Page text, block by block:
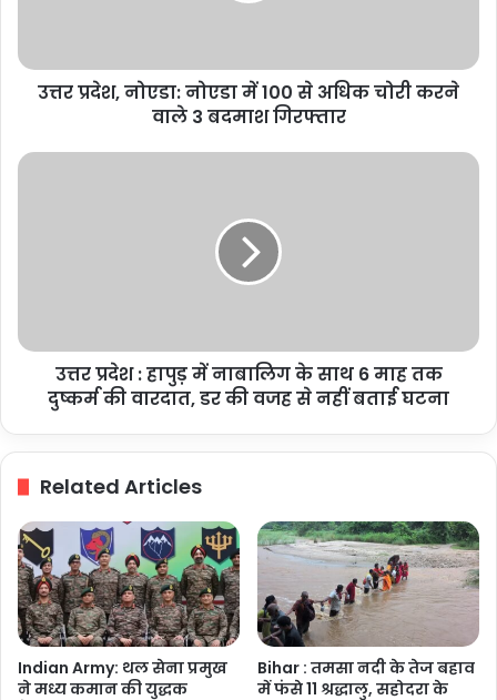
चोरी
करने
बदमाश
उत्तर प्रदेश, नोएडा: नोएडा में 100 से अधिक चोरी करने
वाले 3 बदमाश गिरफ्तार
उत्तर
6
वजह
से
नहीं
बताई
घटना
उत्तर प्रदेश : हापुड़ में नाबालिग के साथ 6 माह तक
दुष्कर्म की वारदात, डर की वजह से नहीं बताई घटना
Related Articles
Indian Army: थल सेना प्रमुख
ने मध्य कमान की युद्धक
Bihar : तमसा नदी के तेज बहाव
में फंसे 11 श्रद्धालु, सहोदरा के